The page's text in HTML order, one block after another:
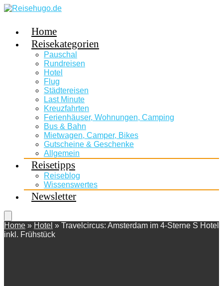
Home
Reisekategorien
Pauschal
Rundreisen
Hotel
Flug
Städtereisen
Last Minute
Kreuzfahrten
Ferienhäuser, Wohnungen, Camping
Bus & Bahn
Mietwagen, Camper, Bikes
Gutscheine & Geschenke
Allgemein
Reisetipps
Reiseblog
Wissenswertes
Newsletter
Home » Hotel » Travelcircus: Amsterdam im 4-Sterne S Hotel
inkl. Frühstück